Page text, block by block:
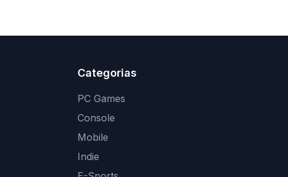
Categorias
PC Games
Console
Mobile
Indie